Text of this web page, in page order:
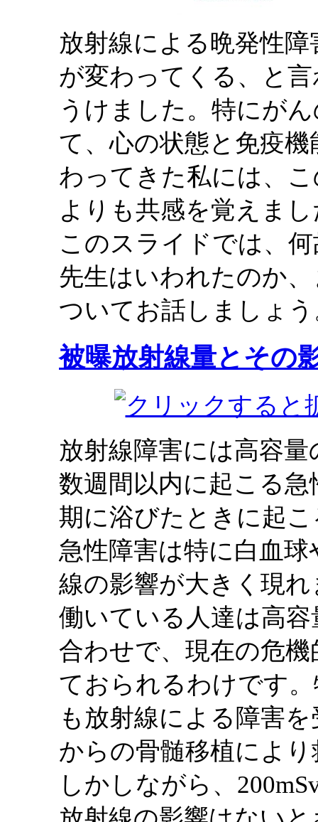
放射線による晩発性
が変わってくる、と
うけました。特にが
て、心の状態と免疫
わってきた私には、
よりも共感を覚えま
このスライドでは、
先生はいわれたのか
ついてお話しましょ
被曝放射線量とその
放射線障害には高容
数週間以内に起こる
期に浴びたときに起
急性障害は特に白血
線の影響が大きく現
働いている人達は高
合わせで、現在の危
ておられるわけです
も放射線による障害
からの骨髄移植によ
しかしながら、